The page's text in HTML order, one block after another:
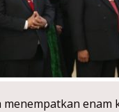
menempatkan